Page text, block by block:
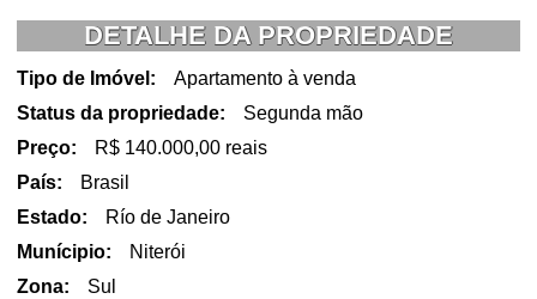
DETALHE DA PROPRIEDADE
Tipo de Imóvel:
Apartamento à venda
Status da propriedade:
Segunda mão
Preço:
R$ 140.000,00 reais
País:
Brasil
Estado:
Río de Janeiro
Munícipio:
Niterói
Zona:
Sul